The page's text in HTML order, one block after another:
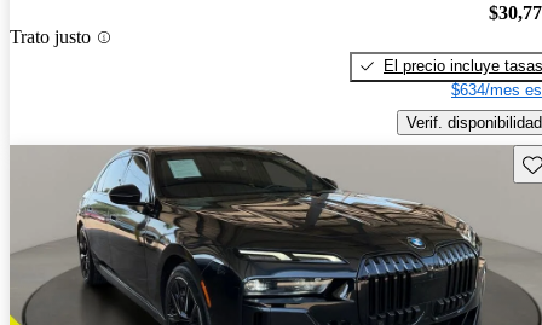
Trato justo
El precio incluye tasas
$634/mes
Verif. disponibilidad